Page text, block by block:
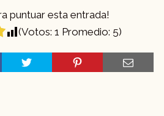
puntuar esta entrada!
(Votos: 1 Promedio: 5)